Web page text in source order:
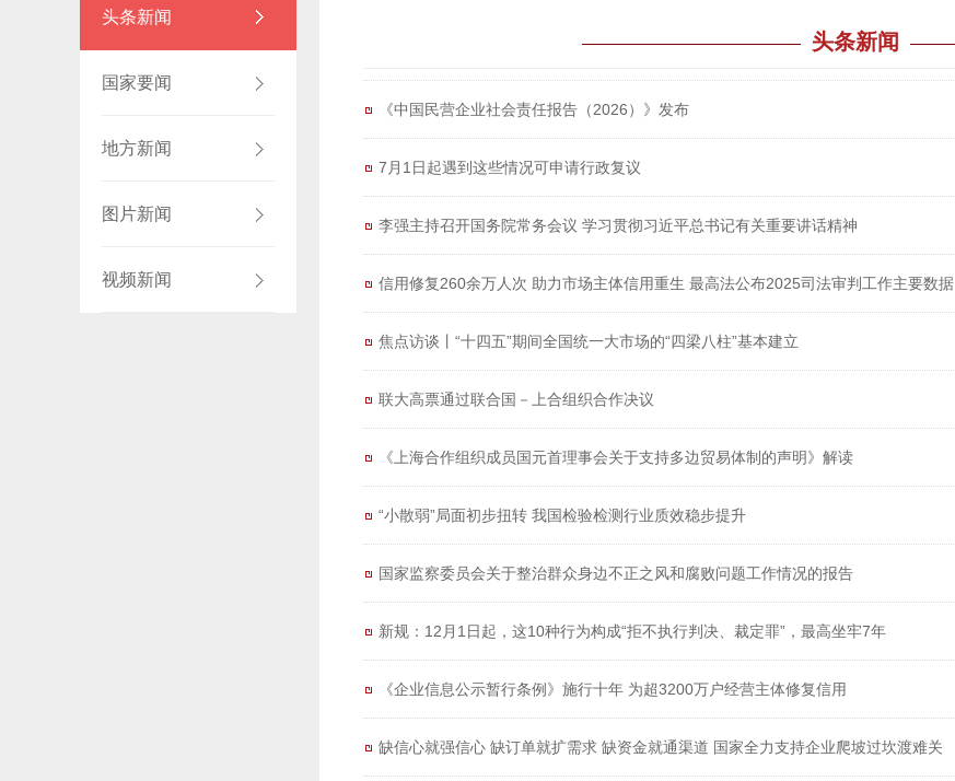
头条新闻
国家要闻
地方新闻
图片新闻
视频新闻
头条新闻
《中国民营企业社会责任报告（2026）》发布
7月1日起遇到这些情况可申请行政复议
李强主持召开国务院常务会议 学习贯彻习近平总书记有关重要讲话精神
信用修复260余万人次 助力市场主体信用重生 最高法公布2025司法审判工作主要数据
焦点访谈丨“十四五”期间全国统一大市场的“四梁八柱”基本建立
联大高票通过联合国－上合组织合作决议
《上海合作组织成员国元首理事会关于支持多边贸易体制的声明》解读
“小散弱”局面初步扭转 我国检验检测行业质效稳步提升
国家监察委员会关于整治群众身边不正之风和腐败问题工作情况的报告
新规：12月1日起，这10种行为构成“拒不执行判决、裁定罪”，最高坐牢7年
《企业信息公示暂行条例》施行十年 为超3200万户经营主体修复信用
缺信心就强信心 缺订单就扩需求 缺资金就通渠道 国家全力支持企业爬坡过坎渡难关